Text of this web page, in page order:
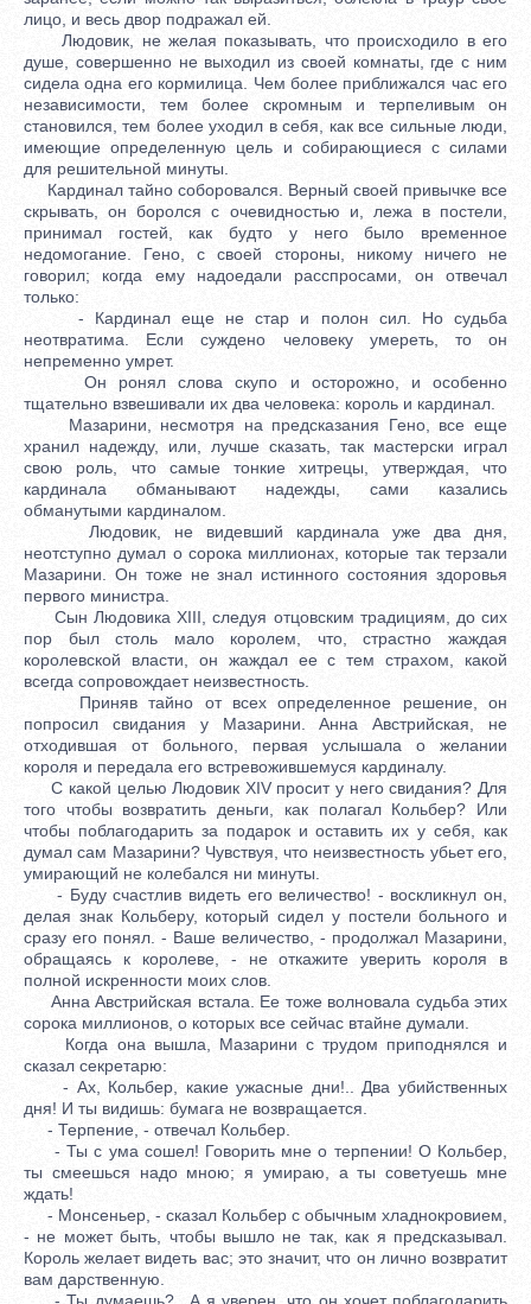
лицо, и весь двор подражал ей.
Людовик, не желая показывать, что происходило в его
душе, совершенно не выходил из своей комнаты, где с ним
сидела одна его кормилица. Чем более приближался час его
независимости, тем более скромным и терпеливым он
становился, тем более уходил в себя, как все сильные люди,
имеющие определенную цель и собирающиеся с силами
для решительной минуты.
Кардинал тайно соборовался. Верный своей привычке все
скрывать, он боролся с очевидностью и, лежа в постели,
принимал гостей, как будто у него было временное
недомогание. Гено, с своей стороны, никому ничего не
говорил; когда ему надоедали расспросами, он отвечал
только:
- Кардинал еще не стар и полон сил. Но судьба
неотвратима. Если суждено человеку умереть, то он
непременно умрет.
Он ронял слова скупо и осторожно, и особенно
тщательно взвешивали их два человека: король и кардинал.
Мазарини, несмотря на предсказания Гено, все еще
хранил надежду, или, лучше сказать, так мастерски играл
свою роль, что самые тонкие хитрецы, утверждая, что
кардинала обманывают надежды, сами казались
обманутыми кардиналом.
Людовик, не видевший кардинала уже два дня,
неотступно думал о сорока миллионах, которые так терзали
Мазарини. Он тоже не знал истинного состояния здоровья
первого министра.
Сын Людовика XIII, следуя отцовским традициям, до сих
пор был столь мало королем, что, страстно жаждая
королевской власти, он жаждал ее с тем страхом, какой
всегда сопровождает неизвестность.
Приняв тайно от всех определенное решение, он
попросил свидания у Мазарини. Анна Австрийская, не
отходившая от больного, первая услышала о желании
короля и передала его встревожившемуся кардиналу.
С какой целью Людовик XIV просит у него свидания? Для
того чтобы возвратить деньги, как полагал Кольбер? Или
чтобы поблагодарить за подарок и оставить их у себя, как
думал сам Мазарини? Чувствуя, что неизвестность убьет его,
умирающий не колебался ни минуты.
- Буду счастлив видеть его величество! - воскликнул он,
делая знак Кольберу, который сидел у постели больного и
сразу его понял. - Ваше величество, - продолжал Мазарини,
обращаясь к королеве, - не откажите уверить короля в
полной искренности моих слов.
Анна Австрийская встала. Ее тоже волновала судьба этих
сорока миллионов, о которых все сейчас втайне думали.
Когда она вышла, Мазарини с трудом приподнялся и
сказал секретарю:
- Ах, Кольбер, какие ужасные дни!.. Два убийственных
дня! И ты видишь: бумага не возвращается.
- Терпение, - отвечал Кольбер.
- Ты с ума сошел! Говорить мне о терпении! О Кольбер,
ты смеешься надо мною; я умираю, а ты советуешь мне
ждать!
- Монсеньер, - сказал Кольбер с обычным хладнокровием,
- не может быть, чтобы вышло не так, как я предсказывал.
Король желает видеть вас; это значит, что он лично возвратит
вам дарственную.
- Ты думаешь?.. А я уверен, что он хочет поблагодарить